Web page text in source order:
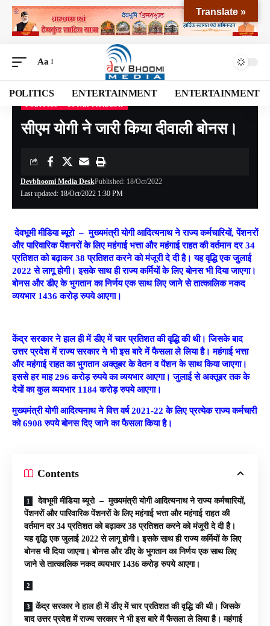
Aa
POLITICS ENTERTAINMENT ENTERTAINMENT
Devbhoomi Media> Blog >NATIONAL>Uttar Pradesh>सीएम योगी ने जारी किया दीवाली बोनस।
सीएम योगी ने जारी किया दीवाली बोनस।
Last updated: 18/Oct/2022 1:30 PM
Devbhoomi Media DeskPublished: 18/Oct/2022
देवभूमी मीडिया ब्यूरो– मुख्यमंत्री योगी आदित्यनाथ ने राज्य कर्मचारियों, पेंशनरों
और पारिवारिक पेंशनरों के लिए महंगाई भत्ता और महंगाई राहत की वर्तमान दर 34
प्रतिशत को बढ़ाकर 38 प्रतिशत करने को मंजूरी दे दी है। यह वृद्धि एक जुलाई
2022 से लागू होगी। इसके साथ ही राज्य कर्मियों के लिए बोनस भी दिया जाएगा।
बोनस और डीए के भुगतान का निर्णय एक साथ लिए जाने से तात्कालिक नकद
व्ययभार 1436 करोड़ रुपये आएगा।
केंद्र सरकार ने हाल ही में डीए में चार प्रतिशत की वृद्धि की थी। जिसके बाद
उत्तर प्रदेश में राज्य सरकार ने भी इस बारे में फैसला ले लिया है। महंगाई भत्ता
और महंगाई राहत का भुगतान अक्तूबर के वेतन व पेंशन के साथ किया जाएगा।
इससे हर माह 296 करोड़ रुपये का व्ययभार आएगा। जुलाई से अक्तूबर तक के
देयों का कुल व्ययभार 1184 करोड़ रुपये आएगा।
मुख्यमंत्री योगी आदित्यनाथ ने वित्त वर्ष 2021-22 के लिए प्रत्येक राज्य कर्मचारी
को 6908 रुपये बोनस दिए जाने का फैसला किया है।
Contents
देवभूमी मीडिया ब्यूरो – मुख्यमंत्री योगी आदित्यनाथ ने राज्य कर्मचारियों,
पेंशनरों और पारिवारिक पेंशनरों के लिए महंगाई भत्ता और महंगाई राहत की
वर्तमान दर 34 प्रतिशत को बढ़ाकर 38 प्रतिशत करने को मंजूरी दे दी है।
यह वृद्धि एक जुलाई 2022 से लागू होगी। इसके साथ ही राज्य कर्मियों के लिए
बोनस भी दिया जाएगा। बोनस और डीए के भुगतान का निर्णय एक साथ लिए
जाने से तात्कालिक नकद व्ययभार 1436 करोड़ रुपये आएगा।
केंद्र सरकार ने हाल ही में डीए में चार प्रतिशत की वृद्धि की थी। जिसके
बाद उत्तर प्रदेश में राज्य सरकार ने भी इस बारे में फैसला ले लिया है। महंगाई
Translate »